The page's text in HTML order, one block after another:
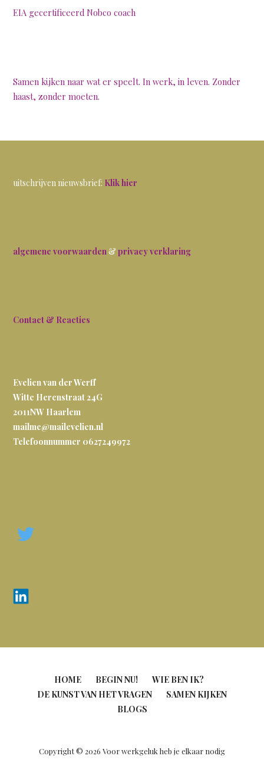
EIA gecertificeerd Nobco coach
Samen kijken naar wat er speelt. In werk, in leven. Zonder
haast, zonder moeten.
uitschrijven nieuwsbrief: Klik hier
algemene voorwaarden &privacy verklaring
Contact & Reacties
Evelien van der Werff
Witte Herenstraat 24G
2011NW Haarlem
mailme@mailevelien.nl
Telefoonnummer 0627249972
HOME BEGIN NU!
WIE BEN IK?
DE KUNST VAN HET VRAGEN
SAMEN KIJKEN
BLOGS
Copyright © 2026 Voor werkgeluk heb je elkaar nodig